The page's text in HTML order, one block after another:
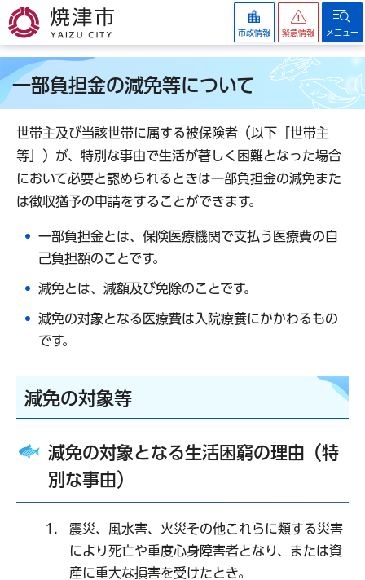
焼津市
市政情報 緊急情報 メニュー
一部負担金の減免等について
世帯主及び当該世帯に属する被保険者（以下「世帯主
等」）が、特別な事由で生活が著しく困難となった場合
において必要と認められるときは一部負担金の減免また
は徴収猶予の申請をすることができます。
一部負担金とは、保険医療機関で支払う医療費の自
己負担額のことです。
減免とは、減額及び免除のことです。
減免の対象となる医療費は入院療養にかかわるもの
です。
減免の対象等
減免の対象となる生活困窮の理由（特
別な事由）
震災、風水害、火災その他これらに類する災害
により死亡や重度心身障害者となり、または資
産に重大な損害を受けたとき。